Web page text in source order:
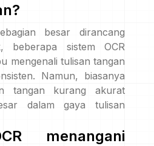
besar dirancang
beberapa sistem OCR
mengenali tulisan tangan
Namun, biasanya
tangan kurang akurat
dalam gaya tulisan
menangani